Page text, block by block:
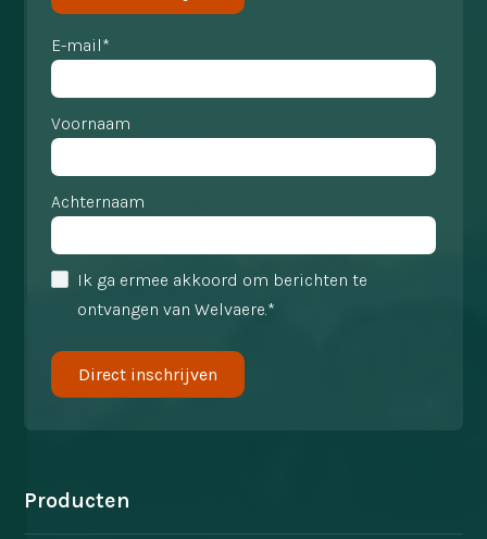
E-mail*
Voornaam
Achternaam
Ik ga ermee akkoord om berichten te
ontvangen van Welvaere.*
Producten